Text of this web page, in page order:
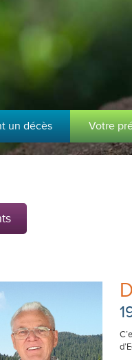
un décès Votre